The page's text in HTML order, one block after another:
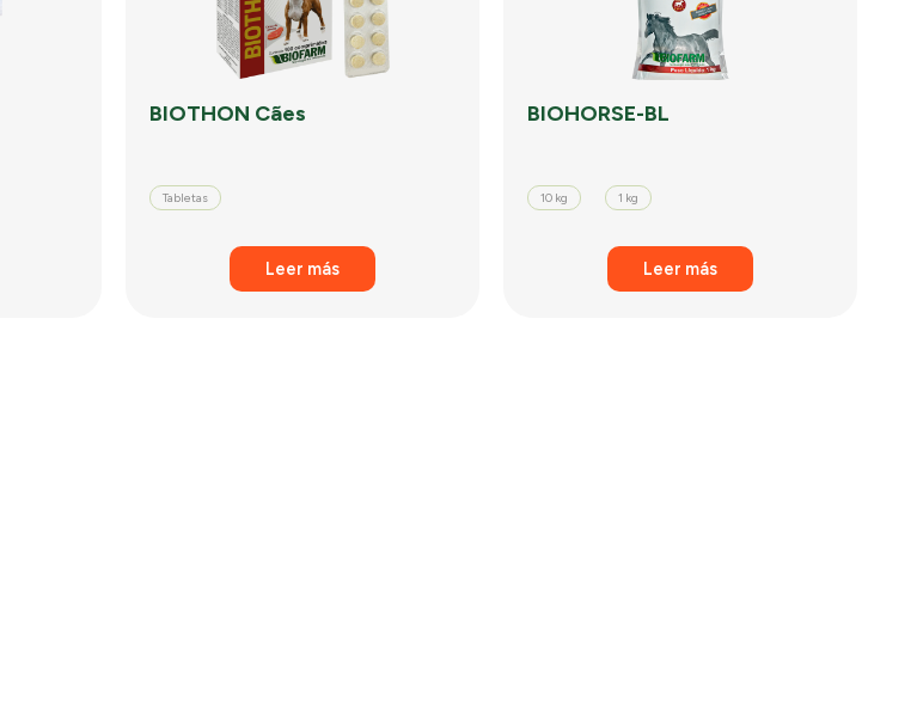
BIOTHON Cães
Tabletas
Leer más
BIOHORSE-BL
10 kg 1 kg
Leer más